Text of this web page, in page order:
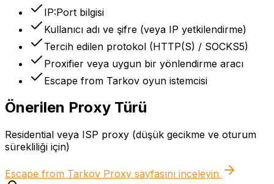
IP:Port bilgisi
Kullanıcı adı ve şifre (veya IP yetkilendirme)
Tercih edilen protokol (HTTP(S) / SOCKS5)
Proxifier veya uygun bir yönlendirme aracı
Escape from Tarkov oyun istemcisi
Önerilen Proxy Türü
Residential veya ISP proxy (düşük gecikme ve oturum
sürekliliği için)
Escape from Tarkov Proxy sayfasını inceleyin